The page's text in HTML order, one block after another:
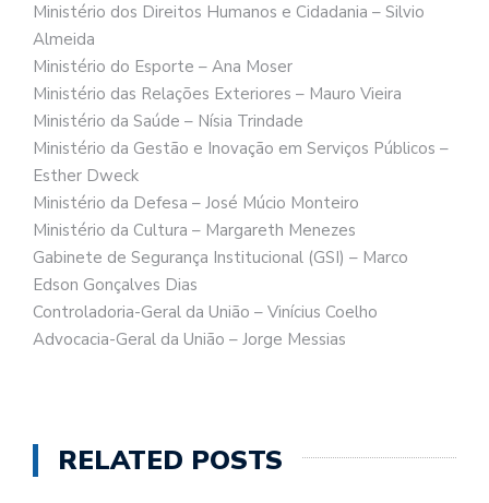
Ministério dos Direitos Humanos e Cidadania – Silvio
Almeida
Ministério do Esporte – Ana Moser
Ministério das Relações Exteriores – Mauro Vieira
Ministério da Saúde – Nísia Trindade
Ministério da Gestão e Inovação em Serviços Públicos –
Esther Dweck
Ministério da Defesa – José Múcio Monteiro
Ministério da Cultura – Margareth Menezes
Gabinete de Segurança Institucional (GSI) – Marco
Edson Gonçalves Dias
Controladoria-Geral da União – Vinícius Coelho
Advocacia-Geral da União – Jorge Messias
RELATED POSTS